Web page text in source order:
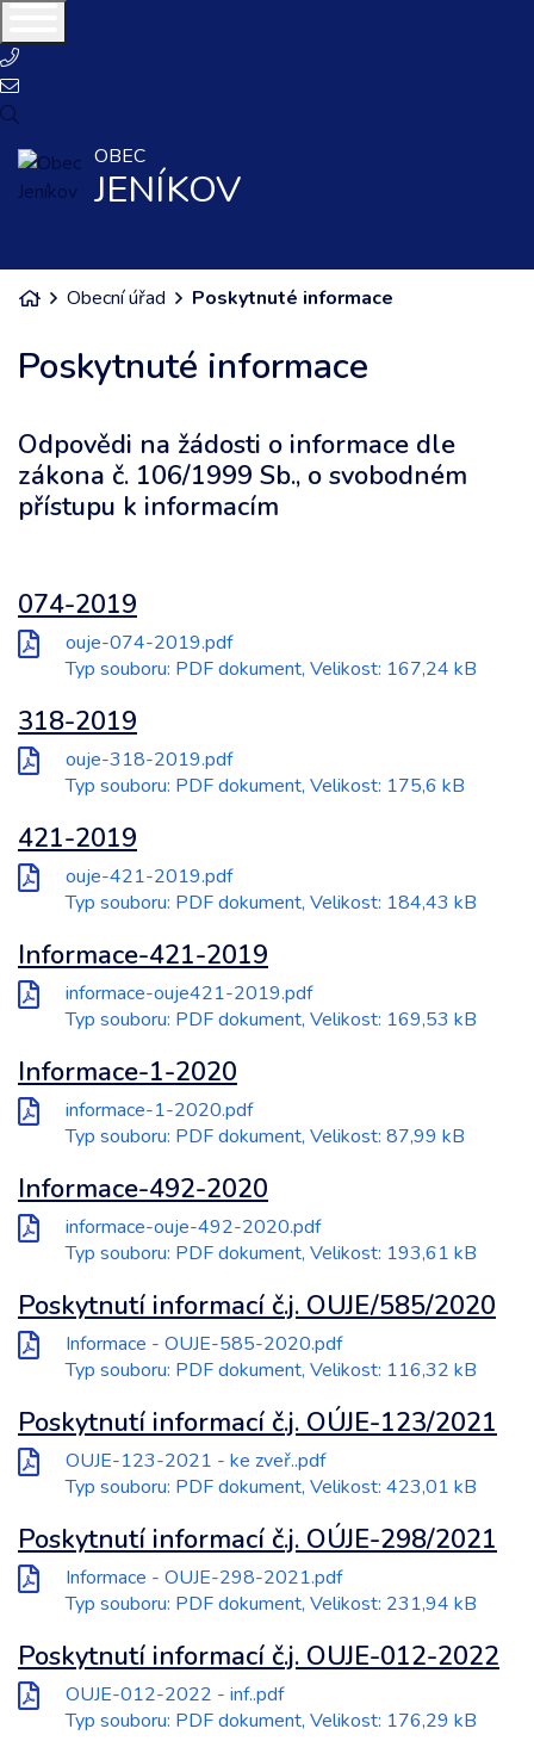
+420417835522
obec@jenikov.cz
OBEC
JENÍKOV
Úvodní stránka
Obecní úřad Poskytnuté informace
Poskytnuté informace
Odpovědi na žádosti o informace dle
zákona č. 106/1999 Sb., o svobodném
přístupu k informacím
074-2019
ouje-074-2019.pdf
Typ souboru: PDF dokument, Velikost: 167,24 kB
318-2019
ouje-318-2019.pdf
Typ souboru: PDF dokument, Velikost: 175,6 kB
421-2019
ouje-421-2019.pdf
Typ souboru: PDF dokument, Velikost: 184,43 kB
Informace-421-2019
informace-ouje421-2019.pdf
Typ souboru: PDF dokument, Velikost: 169,53 kB
Informace-1-2020
informace-1-2020.pdf
Typ souboru: PDF dokument, Velikost: 87,99 kB
Informace-492-2020
informace-ouje-492-2020.pdf
Typ souboru: PDF dokument, Velikost: 193,61 kB
Poskytnutí informací č.j. OUJE/585/2020
Informace - OUJE-585-2020.pdf
Typ souboru: PDF dokument, Velikost: 116,32 kB
Poskytnutí informací č.j. OÚJE-123/2021
OUJE-123-2021 - ke zveř..pdf
Typ souboru: PDF dokument, Velikost: 423,01 kB
Poskytnutí informací č.j. OÚJE-298/2021
Informace - OUJE-298-2021.pdf
Typ souboru: PDF dokument, Velikost: 231,94 kB
Poskytnutí informací č.j. OUJE-012-2022
OUJE-012-2022 - inf..pdf
Typ souboru: PDF dokument, Velikost: 176,29 kB